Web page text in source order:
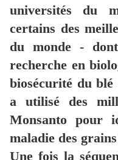
universités du
certains des
du monde -
recherche en
biosécurité du
a utilisé des
Monsanto pour
maladie des
Une fois la